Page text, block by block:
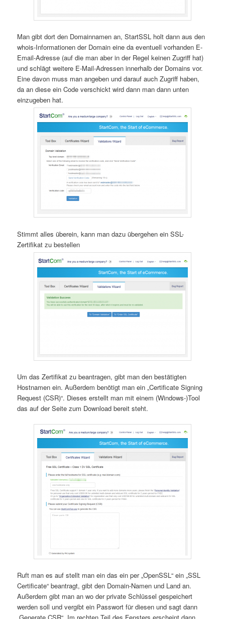
Man gibt dort den Domainnamen an, StartSSL holt dann aus den
whois-Informationen der Domain eine da eventuell vorhanden E-
Email-Adresse (auf die man aber in der Regel keinen Zugriff hat)
und schlägt weitere E-Mail-Adressen innerhalb der Domains vor.
Eine davon muss man angeben und darauf auch Zugriff haben,
da an diese ein Code verschickt wird dann man dann unten
einzugeben hat.
Stimmt alles überein, kann man dazu übergehen ein SSL-
Zertifikat zu bestellen
Um das Zertifikat zu beantragen, gibt man den bestätigten
Hostnamen ein. Außerdem benötigt man ein „Certificate Signing
Request (CSR)“. Dieses erstellt man mit einem (Windows-)Tool
das auf der Seite zum Download bereit steht.
Ruft man es auf stellt man ein das ein per „OpenSSL“ ein „SSL
Certificate“ beantragt, gibt den Domain-Namen und Land an.
Außerdem gibt man an wo der private Schlüssel gespeichert
werden soll und vergibt ein Passwort für diesen und sagt dann